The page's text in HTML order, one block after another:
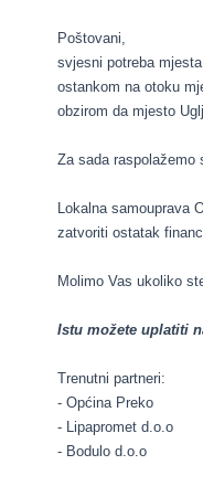
Poštovani,
svjesni potreba
ostankom na otoku
obzirom da mjesto
Za sada raspolažemo
Lokalna samouprava
zatvoriti ostatak
Molimo Vas ukoliko
Istu možete uplatiti
Trenutni partneri:
- Općina Preko
- Lipapromet d.o.o
- Bodulo d.o.o